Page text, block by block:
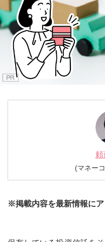
Finasee
(マネー
※掲載内容を最新情報に